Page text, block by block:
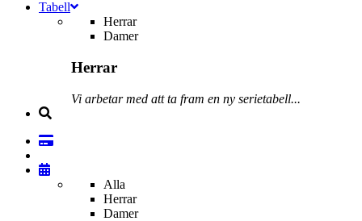
Tabell
Herrar
Damer
Herrar
Vi arbetar med att ta fram en ny serietabell...
Alla
Herrar
Damer